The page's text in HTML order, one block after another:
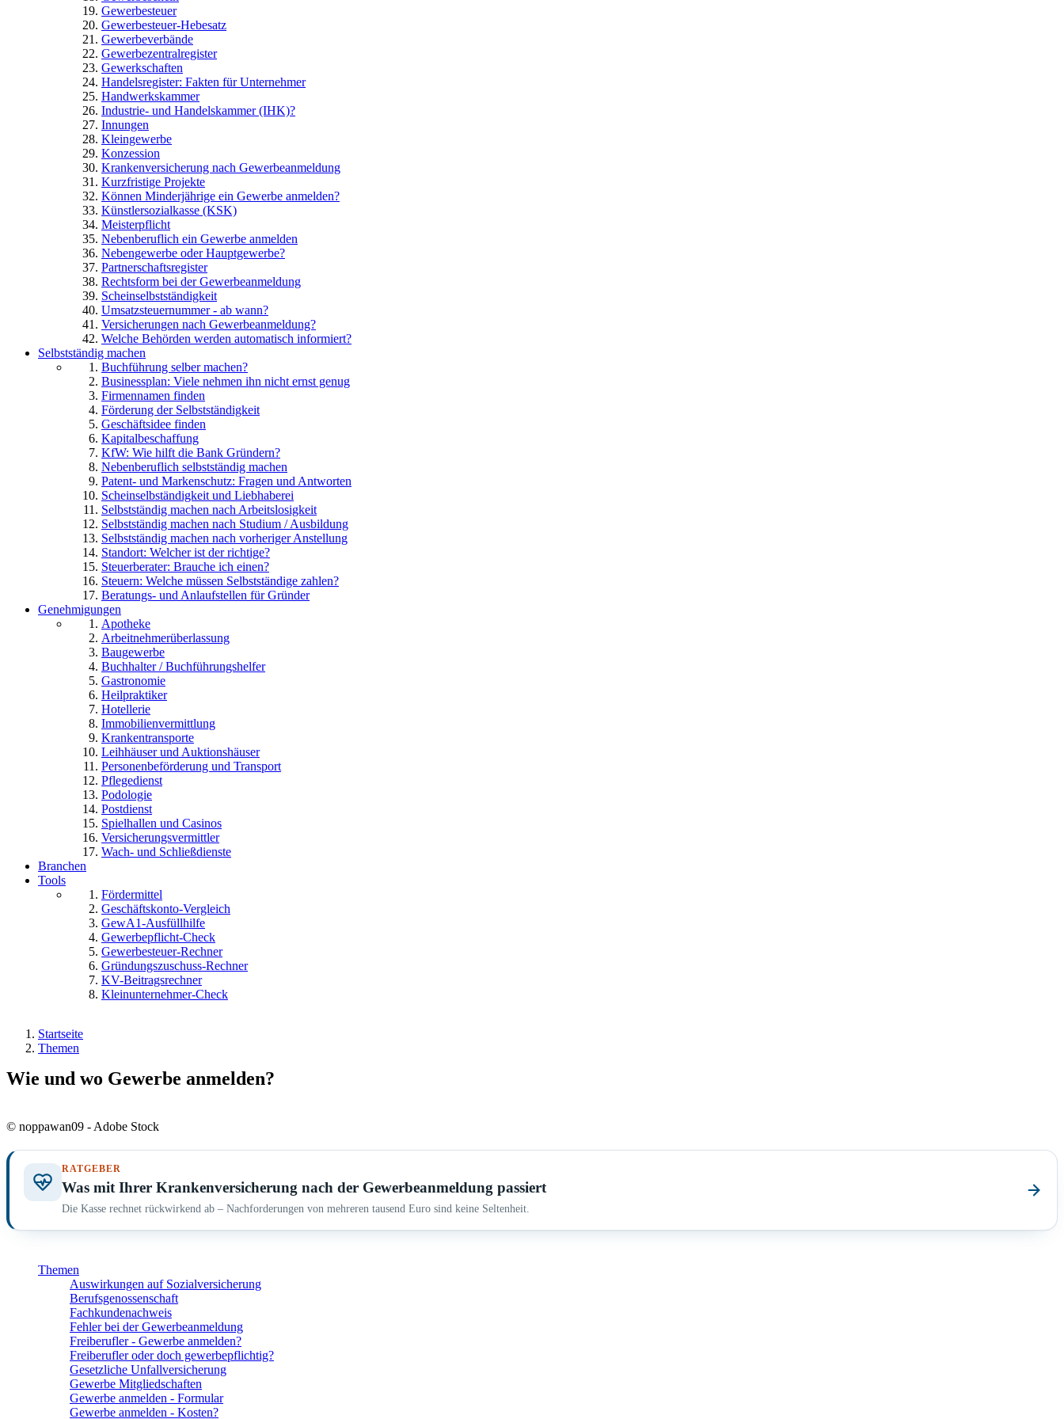
Gewerbesteuer
Gewerbesteuer-Hebesatz
Gewerbeverbände
Gewerbezentralregister
Gewerkschaften
Handelsregister: Fakten für Unternehmer
Handwerkskammer
Industrie- und Handelskammer (IHK)?
Innungen
Kleingewerbe
Konzession
Krankenversicherung nach Gewerbeanmeldung
Kurzfristige Projekte
Können Minderjährige ein Gewerbe anmelden?
Künstlersozialkasse (KSK)
Meisterpflicht
Nebenberuflich ein Gewerbe anmelden
Nebengewerbe oder Hauptgewerbe?
Partnerschaftsregister
Rechtsform bei der Gewerbeanmeldung
Scheinselbstständigkeit
Umsatzsteuernummer - ab wann?
Versicherungen nach Gewerbeanmeldung?
Welche Behörden werden automatisch informiert?
Selbstständig machen
Buchführung selber machen?
Businessplan: Viele nehmen ihn nicht ernst genug
Firmennamen finden
Förderung der Selbstständigkeit
Geschäftsidee finden
Kapitalbeschaffung
KfW: Wie hilft die Bank Gründern?
Nebenberuflich selbstständig machen
Patent- und Markenschutz: Fragen und Antworten
Scheinselbständigkeit und Liebhaberei
Selbstständig machen nach Arbeitslosigkeit
Selbstständig machen nach Studium / Ausbildung
Selbstständig machen nach vorheriger Anstellung
Standort: Welcher ist der richtige?
Steuerberater: Brauche ich einen?
Steuern: Welche müssen Selbstständige zahlen?
Beratungs- und Anlaufstellen für Gründer
Genehmigungen
Apotheke
Arbeitnehmerüberlassung
Baugewerbe
Buchhalter / Buchführungshelfer
Gastronomie
Heilpraktiker
Hotellerie
Immobilienvermittlung
Krankentransporte
Leihhäuser und Auktionshäuser
Personenbeförderung und Transport
Pflegedienst
Podologie
Postdienst
Spielhallen und Casinos
Versicherungsvermittler
Wach- und Schließdienste
Branchen
Tools
Fördermittel
Geschäftskonto-Vergleich
GewA1-Ausfüllhilfe
Gewerbepflicht-Check
Gewerbesteuer-Rechner
Gründungszuschuss-Rechner
KV-Beitragsrechner
Kleinunternehmer-Check
Startseite
Themen
Wie und wo Gewerbe anmelden?
© noppawan09 - Adobe Stock
RATGEBER
Was mit Ihrer Krankenversicherung nach der Gewerbeanmeldung passiert
Die Kasse rechnet rückwirkend ab – Nachforderungen von mehreren tausend Euro sind keine Seltenheit.
Themen
Auswirkungen auf Sozialversicherung
Berufsgenossenschaft
Fachkundenachweis
Fehler bei der Gewerbeanmeldung
Freiberufler - Gewerbe anmelden?
Freiberufler oder doch gewerbepflichtig?
Gesetzliche Unfallversicherung
Gewerbe Mitgliedschaften
Gewerbe anmelden - Formular
Gewerbe anmelden - Kosten?